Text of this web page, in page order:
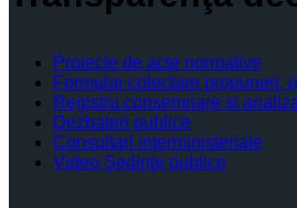
Proiecte de acte normative
Formular colectare propuneri,
Registru consemnare si
Dezbateri publice
Consultari interministeriale
Video Şedinţe publice